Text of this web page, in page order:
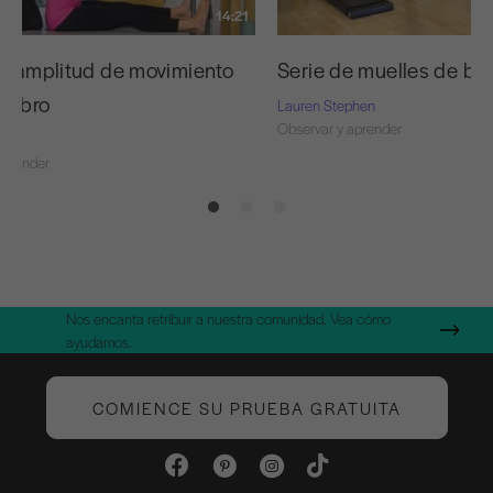
14:21
amplitud de movimiento
Serie de muelles de
Lauren Stephen
Observar y aprender
Nos encanta retribuir a nuestra comunidad. Vea cómo
ayudamos.
COMIENCE SU PRUEBA GRATUITA